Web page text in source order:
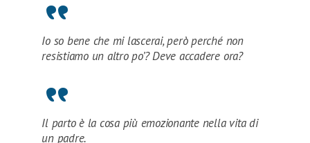
Io so bene che mi lascerai, però perché non
resistiamo un altro po’? Deve accadere ora?
Il parto è la cosa più emozionante nella vita di
un padre.